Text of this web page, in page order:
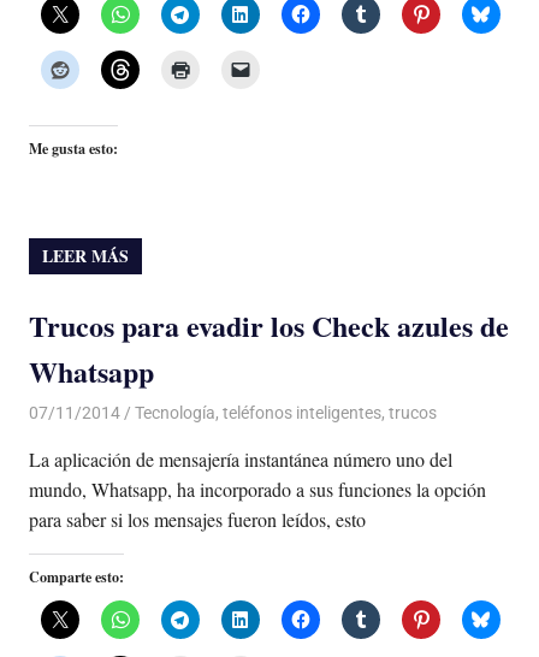
Me gusta esto:
LEER MÁS
Trucos para evadir los Check azules de
Whatsapp
07/11/2014 Luis Castellanos
Tecnología, teléfonos inteligentes, trucos
La aplicación de mensajería instantánea número uno del
mundo, Whatsapp, ha incorporado a sus funciones la opción
para saber si los mensajes fueron leídos, esto
Comparte esto: